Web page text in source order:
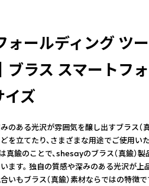
ォールディング ツ
ラス スマートフ
イズ
のある光沢が雰囲気を醸し出すブラス（
を立てたり、さまざまな用途でご使用いた
真鍮のことで、shesayのブラス（真鍮）
ます。 独自の質感や深みのある光沢が上
いもブラス（真鍮）素材ならではの特徴で